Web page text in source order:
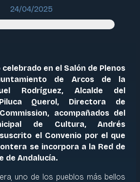
24/04/2025
en el Salón de Plenos
de Arcos de la
Rodríguez, Alcalde del
Querol, Directora de
acompañados del
de Cultura, Andrés
el Convenio por el que
se incorpora a la Red de
de Andalucía.
uno de los pueblos más bellos